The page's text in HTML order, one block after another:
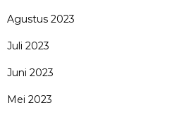
Agustus 2023
Juli 2023
Juni 2023
Mei 2023